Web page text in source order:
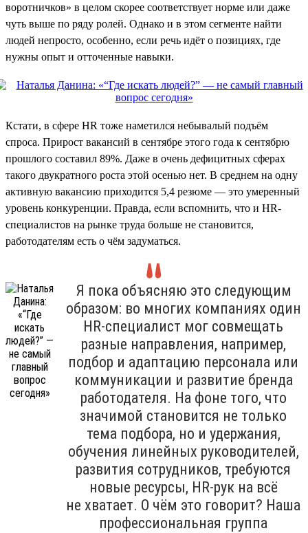
воротничков» в целом скорее соответствует норме или даже
чуть выше по ряду ролей. Однако и в этом сегменте найти
людей непросто, особенно, если речь идёт о позициях, где
нужны опыт и отточенные навыки.
Кстати, в сфере HR тоже наметился небывалый подъём
спроса. Прирост вакансий в сентябре этого года к сентябрю
прошлого составил 89%. Даже в очень дефицитных сферах
такого двукратного роста этой осенью нет. В среднем на одну
активную вакансию приходится 5,4 резюме — это умеренный
уровень конкуренции. Правда, если вспомнить, что и HR-
специалистов на рынке труда больше не становится,
работодателям есть о чём задуматься.
Я пока объясняю это следующим
образом: во многих компаниях один
HR-специалист мог совмещать
разные направления, например,
подбор и адаптацию персонала или
коммуникации и развитие бренда
работодателя. На фоне того, что
значимой становится не только
тема подбора, но и удержания,
обучения линейных руководителей,
развития сотрудников, требуются
новые ресурсы, HR-рук на всё
не хватает. О чём это говорит? Наша
профессиональная группа